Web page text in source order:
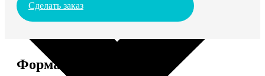
Сделать заказ
Форматы и цены